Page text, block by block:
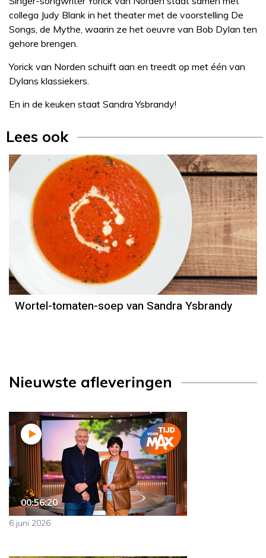
collega Judy Blank in het theater met de voorstelling De
Songs, de Mythe, waarin ze het oeuvre van Bob Dylan ten
gehore brengen.
Yorick van Norden schuift aan en treedt op met één van
Dylans klassiekers.
En in de keuken staat Sandra Ysbrandy!
Lees ook
Recept
Sandra Ysbrandy
Wortel-tomaten-soep van Sandra Ysbrandy
Nieuwste afleveringen
00:56:20
6 juni 2026